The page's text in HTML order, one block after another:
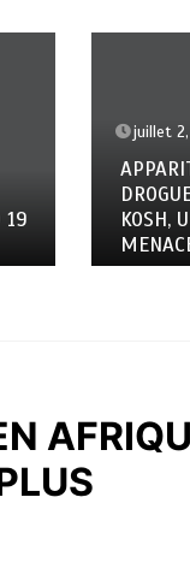
juillet